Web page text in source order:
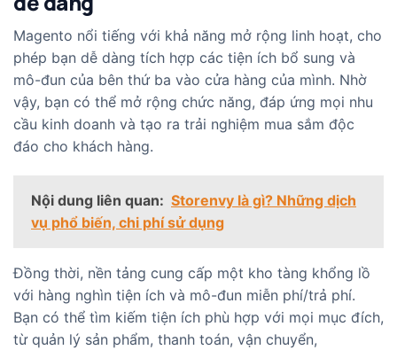
Magento nổi tiếng với khả năng mở rộng linh hoạt, cho
phép bạn dễ dàng tích hợp các tiện ích bổ sung và
mô-đun của bên thứ ba vào cửa hàng của mình. Nhờ
vậy, bạn có thể mở rộng chức năng, đáp ứng mọi nhu
cầu kinh doanh và tạo ra trải nghiệm mua sắm độc
đáo cho khách hàng.
Nội dung liên quan: Storenvy là gì? Những dịch
vụ phổ biến, chi phí sử dụng
Đồng thời, nền tảng cung cấp một kho tàng khổng lồ
với hàng nghìn tiện ích và mô-đun miễn phí/trả phí.
Bạn có thể tìm kiếm tiện ích phù hợp với mọi mục đích,
từ quản lý sản phẩm, thanh toán, vận chuyển,